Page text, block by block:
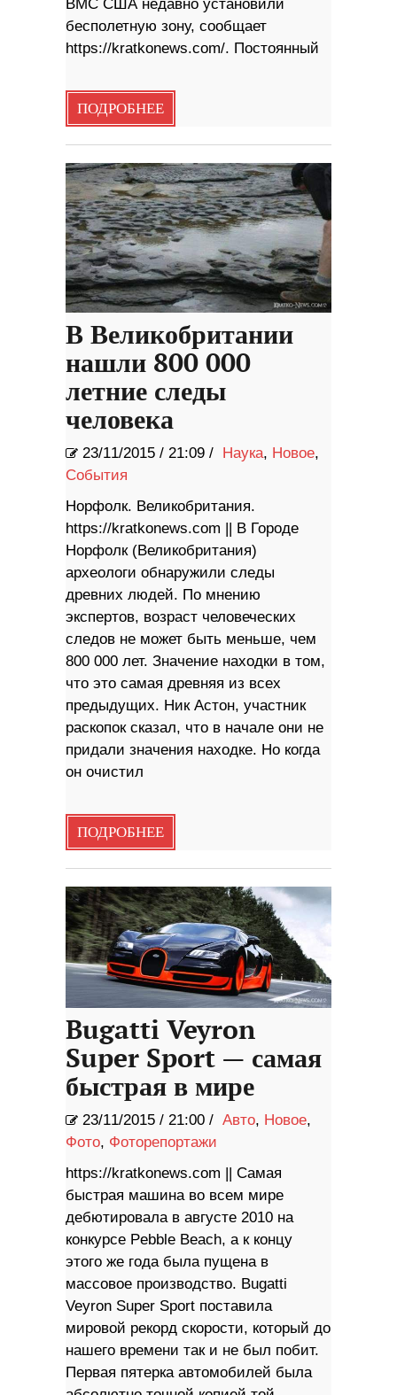
ВМС США недавно установили
бесполетную зону, сообщает
https://kratkonews.com/. Постоянный
ПОДРОБНЕЕ
В Великобритании
нашли 800 000
летние следы
человека
23/11/2015 / 21:09 / Наука, Новое,
События
Норфолк. Великобритания.
https://kratkonews.com || В Городе
Норфолк (Великобритания)
археологи обнаружили следы
древних людей. По мнению
экспертов, возраст человеческих
следов не может быть меньше, чем
800 000 лет. Значение находки в том,
что это самая древняя из всех
предыдущих. Ник Астон, участник
раскопок сказал, что в начале они не
придали значения находке. Но когда
он очистил
ПОДРОБНЕЕ
Bugatti Veyron
Super Sport — самая
быстрая в мире
23/11/2015 / 21:00 / Авто, Новое,
Фото, Фоторепортажи
https://kratkonews.com || Самая
быстрая машина во всем мире
дебютировала в августе 2010 на
конкурсе Pebble Beach, а к концу
этого же года была пущена в
массовое производство. Bugatti
Veyron Super Sport поставила
мировой рекорд скорости, который до
нашего времени так и не был побит.
Первая пятерка автомобилей была